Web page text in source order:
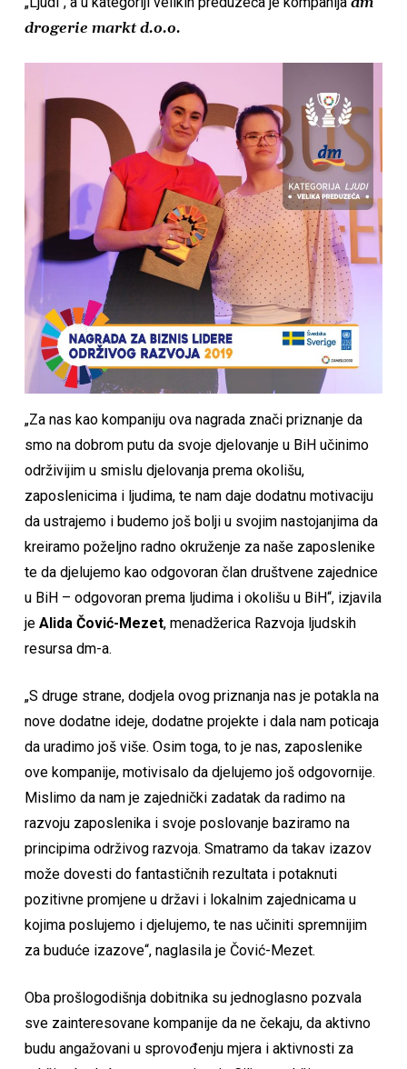
drogerie markt d.o.o.
„Za nas kao kompaniju ova nagrada znači priznanje da
smo na dobrom putu da svoje djelovanje u BiH učinimo
održivijim u smislu djelovanja prema okolišu,
zaposlenicima i ljudima, te nam daje dodatnu motivaciju
da ustrajemo i budemo još bolji u svojim nastojanjima da
kreiramo poželjno radno okruženje za naše zaposlenike
te da djelujemo kao odgovoran član društvene zajednice
u BiH – odgovoran prema ljudima i okolišu u BiH“, izjavila
je Alida Čović-Mezet, menadžerica Razvoja ljudskih
resursa dm-a.
„S druge strane, dodjela ovog priznanja nas je potakla na
nove dodatne ideje, dodatne projekte i dala nam poticaja
da uradimo još više. Osim toga, to je nas, zaposlenike
ove kompanije, motivisalo da djelujemo još odgovornije.
Mislimo da nam je zajednički zadatak da radimo na
razvoju zaposlenika i svoje poslovanje baziramo na
principima održivog razvoja. Smatramo da takav izazov
može dovesti do fantastičnih rezultata i potaknuti
pozitivne promjene u državi i lokalnim zajednicama u
kojima poslujemo i djelujemo, te nas učiniti spremnijim
za buduće izazove“, naglasila je Čović-Mezet.
Oba prošlogodišnja dobitnika su jednoglasno pozvala
sve zainteresovane kompanije da ne čekaju, da aktivno
budu angažovani u sprovođenju mjera i aktivnosti za